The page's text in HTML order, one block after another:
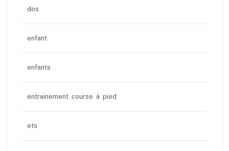
dos
enfant
enfants
entrainement course à pied
ets